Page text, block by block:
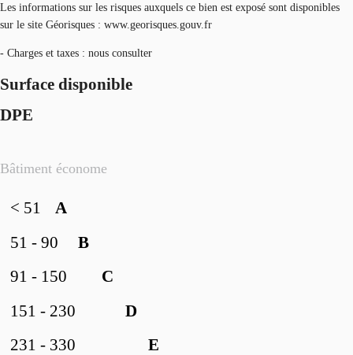
Les informations sur les risques auxquels ce bien est exposé sont disponibles
sur le site Géorisques : www.georisques.gouv.fr
- Charges et taxes : nous consulter
Surface disponible
DPE
Bâtiment économe
A
< 51
B
51 - 90
C
91 - 150
D
151 - 230
E
231 - 330